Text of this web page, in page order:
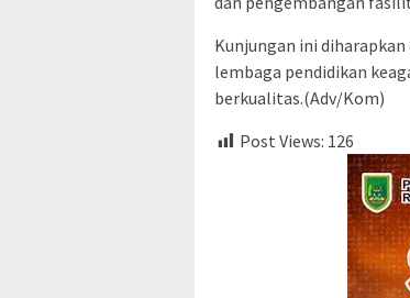
​Kunjungan ini
lembaga pendidikan
berkualitas.(Adv/Kom)
Post Views: 126